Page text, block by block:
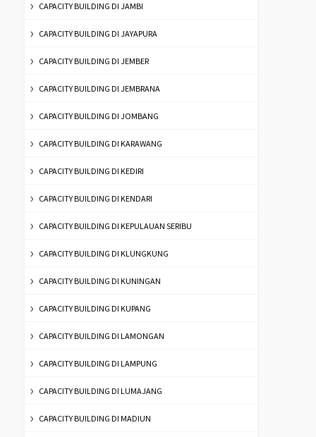
CAPACITY BUILDING DI JAMBI
CAPACITY BUILDING DI JAYAPURA
CAPACITY BUILDING DI JEMBER
CAPACITY BUILDING DI JEMBRANA
CAPACITY BUILDING DI JOMBANG
CAPACITY BUILDING DI KARAWANG
CAPACITY BUILDING DI KEDIRI
CAPACITY BUILDING DI KENDARI
CAPACITY BUILDING DI KEPULAUAN SERIBU
CAPACITY BUILDING DI KLUNGKUNG
CAPACITY BUILDING DI KUNINGAN
CAPACITY BUILDING DI KUPANG
CAPACITY BUILDING DI LAMONGAN
CAPACITY BUILDING DI LAMPUNG
CAPACITY BUILDING DI LUMAJANG
CAPACITY BUILDING DI MADIUN